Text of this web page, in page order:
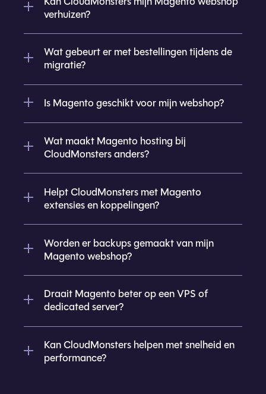
verhuizen?
Wat gebeurt er met bestellingen tijdens de
migratie?
Is Magento geschikt voor mijn webshop?
Wat maakt Magento hosting bij
CloudMonsters anders?
Helpt CloudMonsters met Magento
extensies en koppelingen?
Worden er backups gemaakt van mijn
Magento webshop?
Draait Magento beter op een VPS of
dedicated server?
Kan CloudMonsters helpen met snelheid en
performance?